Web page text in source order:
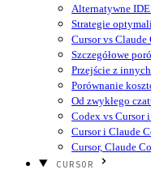
Alternatywne
Strategie
Cursor vs
Szczegółowe
Przejście z
Porównanie
Od zwykłego
Codex vs Cursor
Cursor i Claude
Cursor, Claude
CURSOR